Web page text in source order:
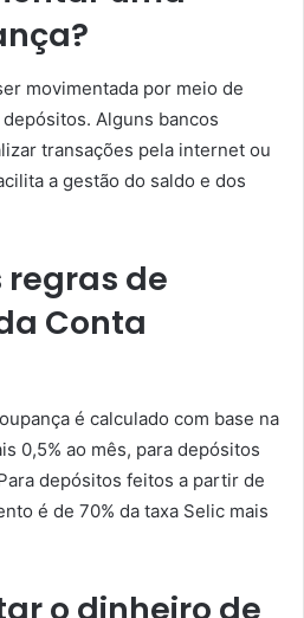
movimentada por meio de
Alguns bancos
transações pela internet ou
a gestão do saldo e dos
regras de
Conta
é calculado com base na
0,5% ao mês, para depósitos
depósitos feitos a partir de
é de 70% da taxa Selic mais
o dinheiro de